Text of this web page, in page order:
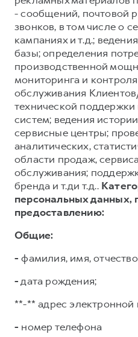
- сообщений, почтовой
звонков, в том числе о
кампаниях и т.д.;
базы; определения
производственной
мониторинга и
обслуживания
технической
систем; ведения
сервисные центры;
аналитических,
области продаж,
обслуживания;
бренда и т.ди т.д..
персональных
предоставлению:
Общие:
- фамилия, имя,
-дата рождения;
**-** адрес электронной
- номер телефона